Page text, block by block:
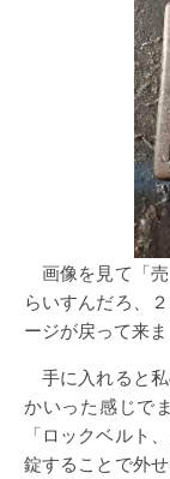
画像を見て「
らいすんだろ、
ージが戻って来ま
手に入れると
かいった感じで
「ロックベルト
錠することで外